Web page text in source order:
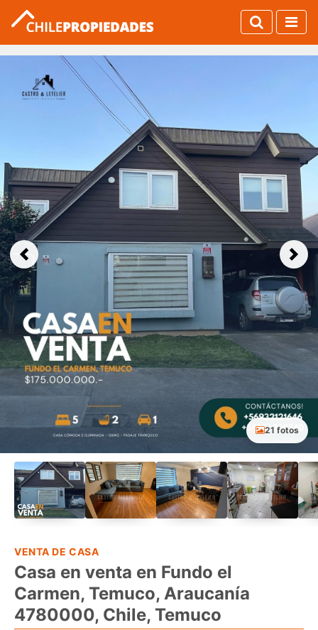
Previous Next
21 fotos
VENTA DE CASA
Casa en venta en Fundo el
Carmen, Temuco, Araucanía
4780000, Chile, Temuco